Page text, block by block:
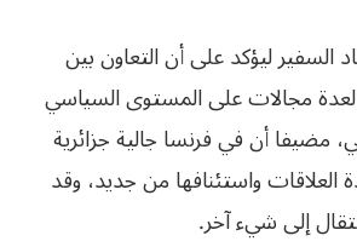
السفير ليؤكد على أن التعاون بين
مجالات على المستوى السياسي
مضيفا أن في فرنسا جالية جزائرية
العلاقات واستئنافها من جديد، وقد
إلى شيء آخر.